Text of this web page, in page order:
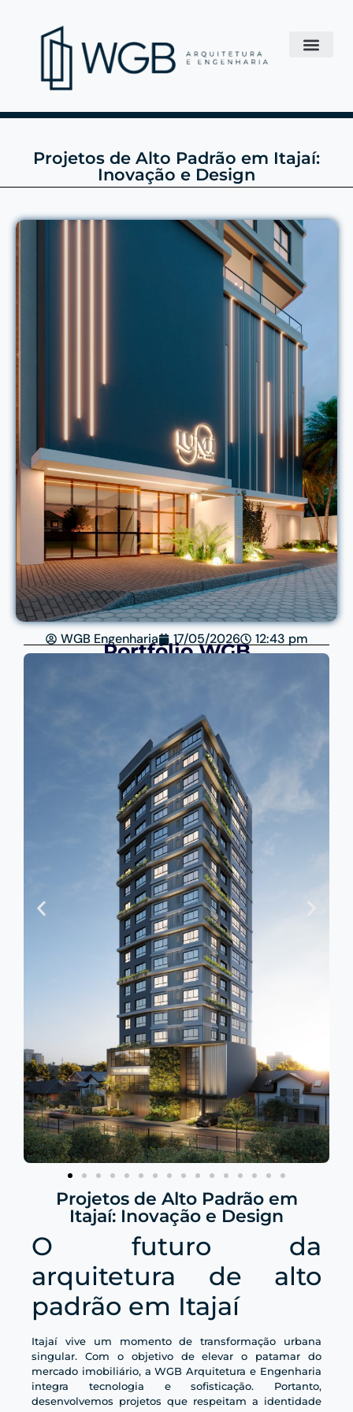
Projetos de Alto Padrão em Itajaí:
Inovação e Design
WGB Engenharia 17/05/2026 12:43 pm
Portfólio WGB
Projetos de Alto Padrão em
Itajaí: Inovação e Design
O futuro da
arquitetura de alto
padrão em Itajaí
Itajaí vive um momento de transformação urbana
singular. Com o objetivo de elevar o patamar do
mercado imobiliário, a WGB Arquitetura e Engenharia
integra tecnologia e sofisticação. Portanto,
desenvolvemos projetos que respeitam a identidade